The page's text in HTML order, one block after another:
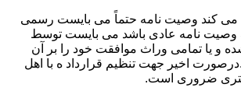
می کند وصیت نامه حتماً می بایست رسمی
وصیت نامه عادی باشد می بایست توسط
و یا تمامی وراث موافقت خود را بر آن
اخیر جهت تنظیم قرارداد ه با اهل
ضروری است.